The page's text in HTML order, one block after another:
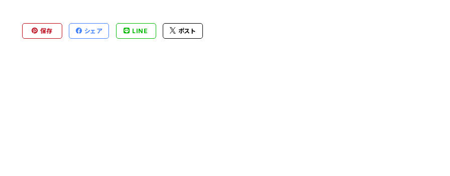
保存 シェア LINE ポスト